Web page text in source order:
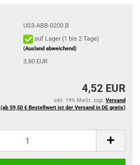
US3-ABB-0200.B
auf Lager (1 bis 2 Tage)
(Ausland abweichend)
3,80 EUR
4,52 EUR
inkl. 19% MwSt. zzgl. Versand
(ab 59,50 € Bestellwert ist der Versand in DE gratis)